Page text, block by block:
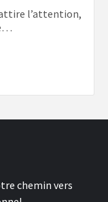
attire l’attention,
chemin vers